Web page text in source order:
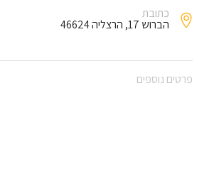
כתובת
הברוש 17, הרצליה 46624
פרטים נוספים